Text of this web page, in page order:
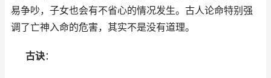
易争吵，子女也会有不省心的情况发生。古人论命特别强
调了亡神入命的危害，其实不是没有道理。
古诀：